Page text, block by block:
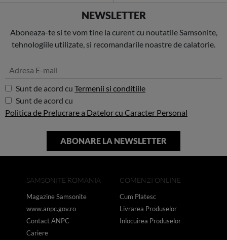
NEWSLETTER
Aboneaza-te si te vom tine la curent cu noutatile Samsonite,
tehnologiile utilizate, si recomandarile noastre de calatorie.
Sunt de acord cu Termenii si conditiile
Sunt de acord cu
Politica de Prelucrare a Datelor cu Caracter Personal
SAMSONITE ROMANIA
Magazine Samsonite
www.anpc.gov.ro
Contact ANPC
Cariere
COMENZI ONLINE
Cum Platesc
Livrarea Produselor
Inlocuirea Produselor